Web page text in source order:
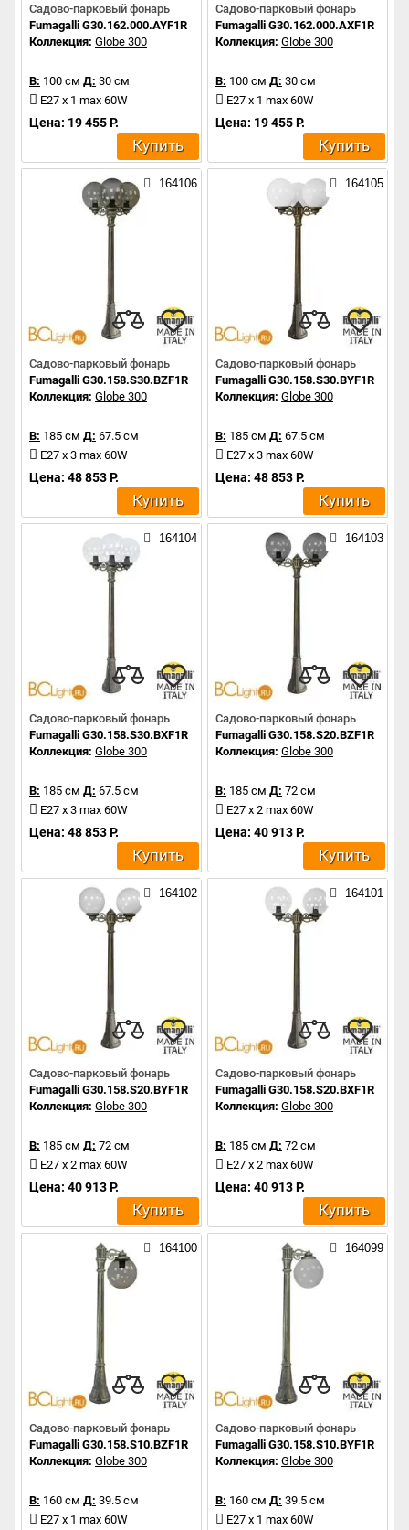
Садово-парковый фонарь
Fumagalli G30.162.000.AYF1R
Коллекция: Globe 300
В: 100 см Д: 30 см
E27 x 1 max 60W
Цена: 19 455 Р.
Купить
Садово-парковый фонарь
Fumagalli G30.162.000.AXF1R
Коллекция: Globe 300
В: 100 см Д: 30 см
E27 x 1 max 60W
Цена: 19 455 Р.
Купить
164106
Садово-парковый фонарь
Fumagalli G30.158.S30.BZF1R
Коллекция: Globe 300
В: 185 см Д: 67.5 см
E27 x 3 max 60W
Цена: 48 853 Р.
Купить
164105
Садово-парковый фонарь
Fumagalli G30.158.S30.BYF1R
Коллекция: Globe 300
В: 185 см Д: 67.5 см
E27 x 3 max 60W
Цена: 48 853 Р.
Купить
164104
Садово-парковый фонарь
Fumagalli G30.158.S30.BXF1R
Коллекция: Globe 300
В: 185 см Д: 67.5 см
E27 x 3 max 60W
Цена: 48 853 Р.
Купить
164103
Садово-парковый фонарь
Fumagalli G30.158.S20.BZF1R
Коллекция: Globe 300
В: 185 см Д: 72 см
E27 x 2 max 60W
Цена: 40 913 Р.
Купить
164102
Садово-парковый фонарь
Fumagalli G30.158.S20.BYF1R
Коллекция: Globe 300
В: 185 см Д: 72 см
E27 x 2 max 60W
Цена: 40 913 Р.
Купить
164101
Садово-парковый фонарь
Fumagalli G30.158.S20.BXF1R
Коллекция: Globe 300
В: 185 см Д: 72 см
E27 x 2 max 60W
Цена: 40 913 Р.
Купить
164100
Садово-парковый фонарь
Fumagalli G30.158.S10.BZF1R
Коллекция: Globe 300
В: 160 см Д: 39.5 см
E27 x 1 max 60W
164099
Садово-парковый фонарь
Fumagalli G30.158.S10.BYF1R
Коллекция: Globe 300
В: 160 см Д: 39.5 см
E27 x 1 max 60W